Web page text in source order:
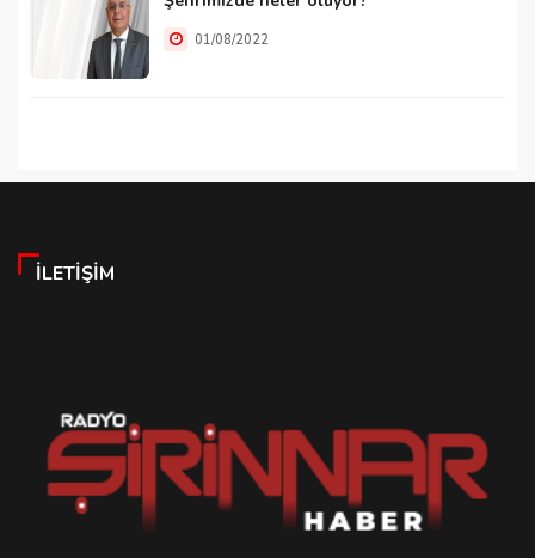
01/08/2022
İLETIŞIM